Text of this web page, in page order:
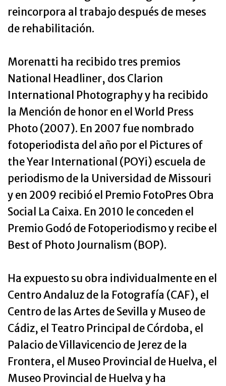
reincorpora al trabajo después de meses
de rehabilitación.
Morenatti ha recibido tres premios
National Headliner, dos Clarion
International Photography y ha recibido
la Mención de honor en el World Press
Photo (2007). En 2007 fue nombrado
fotoperiodista del año por el Pictures of
the Year International (POYi) escuela de
periodismo de la Universidad de Missouri
y en 2009 recibió el Premio FotoPres Obra
Social La Caixa. En 2010 le conceden el
Premio Godó de Fotoperiodismo y recibe el
Best of Photo Journalism (BOP).
Ha expuesto su obra individualmente en el
Centro Andaluz de la Fotografía (CAF), el
Centro de las Artes de Sevilla y Museo de
Cádiz, el Teatro Principal de Córdoba, el
Palacio de Villavicencio de Jerez de la
Frontera, el Museo Provincial de Huelva, el
Museo Provincial de Huelva y ha